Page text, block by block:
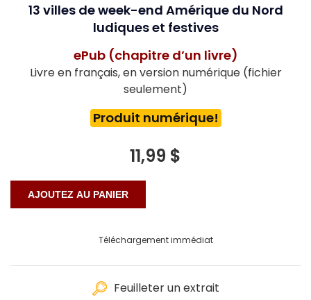
13 villes de week-end Amérique du Nord
ludiques et festives
ePub (chapitre d’un livre)
Livre en français, en version numérique (fichier
seulement)
Produit numérique!
11,99 $
Téléchargement immédiat
Feuilleter un extrait